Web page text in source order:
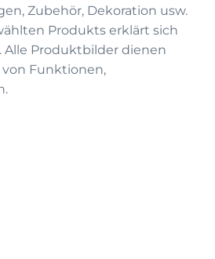
Zubehör, Dekoration usw.
Produkts erklärt sich
Produktbilder dienen
Funktionen,